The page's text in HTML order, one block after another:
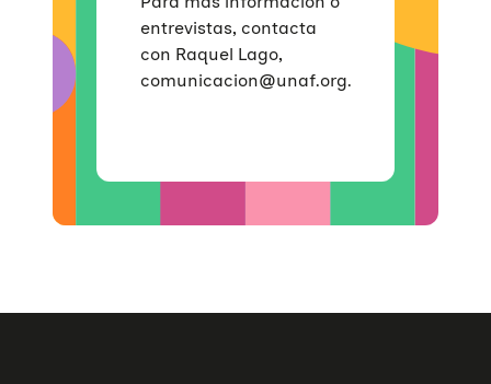
entrevistas, contacta
con Raquel Lago,
comunicacion@unaf.org.